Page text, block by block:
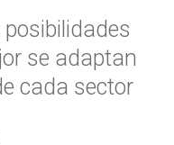
se adaptan
cada sector